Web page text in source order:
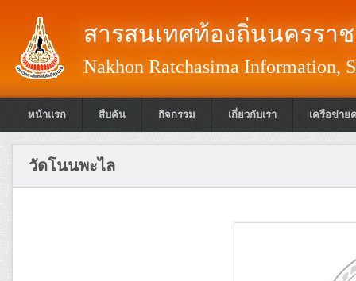
สารสนเทศท้องถิ่นนครรา
Nakhon Ratchasima Information,
หน้าแรก สืบค้น กิจกรรม เกี่ยวกับเรา เครือข่าย
วัดโนนพะไล